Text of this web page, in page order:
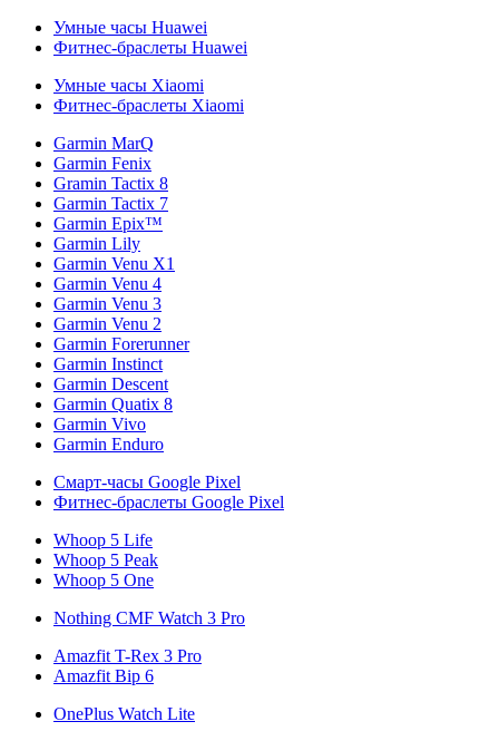
Умные часы Huawei
Фитнес-браслеты Huawei
Умные часы Xiaomi
Фитнес-браслеты Xiaomi
Garmin MarQ
Garmin Fenix
Gramin Tactix 8
Garmin Tactix 7
Garmin Epix™
Garmin Lily
Garmin Venu X1
Garmin Venu 4
Garmin Venu 3
Garmin Venu 2
Garmin Forerunner
Garmin Instinct
Garmin Descent
Garmin Quatix 8
Garmin Vivo
Garmin Enduro
Смарт-часы Google Pixel
Фитнес-браслеты Google Pixel
Whoop 5 Life
Whoop 5 Peak
Whoop 5 One
Nothing CMF Watch 3 Pro
Amazfit T-Rex 3 Pro
Amazfit Bip 6
OnePlus Watch Lite